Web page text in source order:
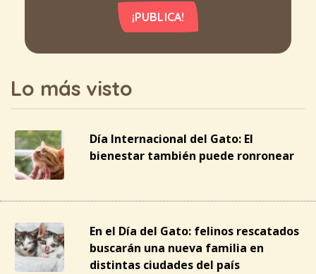
¡PUBLICA!
Lo más visto
Día Internacional del Gato: El
bienestar también puede ronronear
En el Día del Gato: felinos rescatados
buscarán una nueva familia en
distintas ciudades del país